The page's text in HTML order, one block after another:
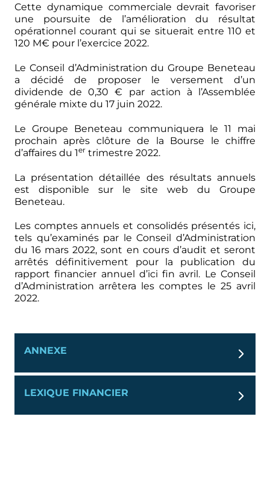
Cette dynamique commerciale devrait favoriser
une poursuite de l’amélioration du résultat
opérationnel courant qui se situerait entre 110 et
120 M€ pour l’exercice 2022.
Le Conseil d’Administration du Groupe Beneteau
a décidé de proposer le versement d’un
dividende de 0,30 € par action à l’Assemblée
générale mixte du 17 juin 2022.
Le Groupe Beneteau communiquera le 11 mai
prochain après clôture de la Bourse le chiffre
d’affaires du 1er trimestre 2022.
La présentation détaillée des résultats annuels
est disponible sur le site web du Groupe
Beneteau.
Les comptes annuels et consolidés présentés ici,
tels qu’examinés par le Conseil d’Administration
du 16 mars 2022, sont en cours d’audit et seront
arrêtés définitivement pour la publication du
rapport financier annuel d’ici fin avril. Le Conseil
d’Administration arrêtera les comptes le 25 avril
2022.
ANNEXE
LEXIQUE FINANCIER